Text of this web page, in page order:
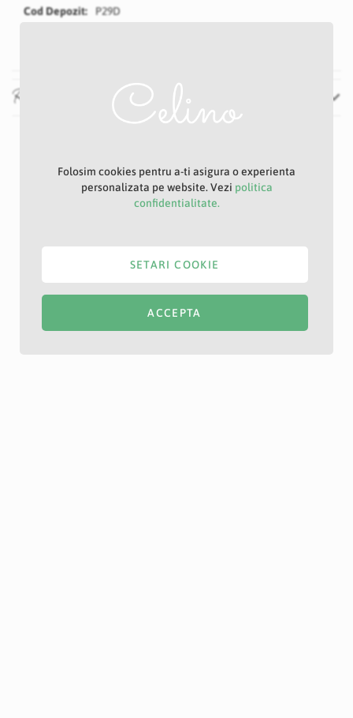
P29D
Recenzii
Folosim cookies pentru a-ti asigura o experienta
personalizata pe website. Vezi politica
confidentialitate.
ACCEPTA
SETARI COOKIE